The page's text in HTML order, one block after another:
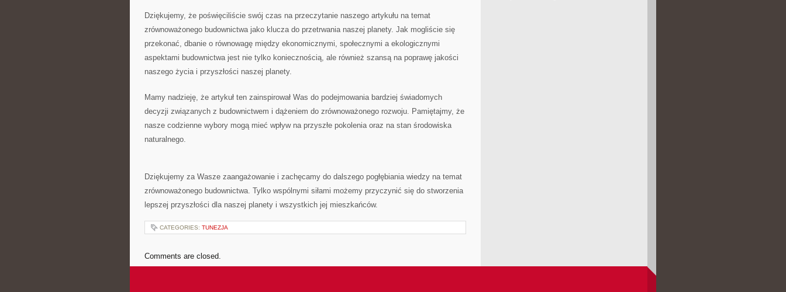
Dziękujemy, że poświęciliście swój czas na⁢ przeczytanie naszego artykułu na temat
zrównoważonego budownictwa jako klucza​ do przetrwania naszej planety. Jak⁤ mogliście się
⁣przekonać, dbanie o równowagę między⁣ ekonomicznymi, społecznymi⁣ a ekologicznymi
aspektami budownictwa jest nie tylko koniecznością, ale również szansą na poprawę jakości⁢
naszego życia i przyszłości naszej planety.
Mamy nadzieję, że artykuł ten zainspirował Was do podejmowania bardziej ​świadomych
decyzji związanych z budownictwem i dążeniem do zrównoważonego rozwoju. Pamiętajmy, że⁢
nasze codzienne wybory mogą mieć wpływ na ⁤przyszłe pokolenia oraz na‌ stan środowiska
naturalnego.
Dziękujemy za Wasze zaangażowanie i zachęcamy do dalszego pogłębiania wiedzy na temat
zrównoważonego budownictwa. Tylko ‍wspólnymi siłami możemy przyczynić się do⁣ stworzenia
lepszej przyszłości dla naszej planety i wszystkich jej mieszkańców.
CATEGORIES: TUNEZJA
Comments are closed.